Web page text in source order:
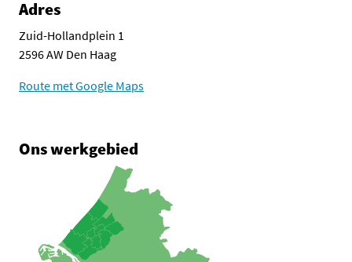
Adres
Zuid-Hollandplein 1
2596 AW Den Haag
Route met Google Maps
Ons werkgebied